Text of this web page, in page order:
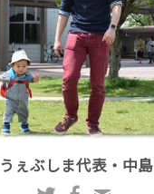
うぇぶしま代表・中島